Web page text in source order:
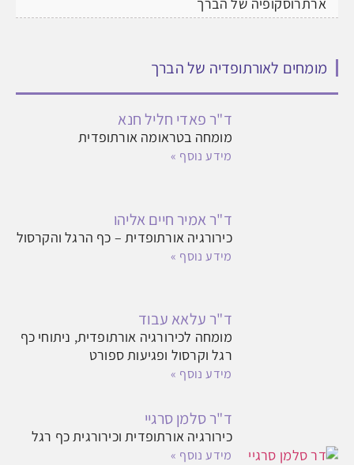
ארתרוסקופיה של הברך
מומחים לאורתופדיה של הברך
ד"ר פאדי חליל חנא
מומחה בטראומה אורתופדית
מידע נוסף »
ד"ר אמיר חיים אליהו
כירורגיה אורתופדית – כף הרגל והקרסול
מידע נוסף »
ד"ר עלאא עבוד
מומחה לכירורגיה אורתופדית, ניתוחי כף
רגל וקרסול ופגיעות ספורט
מידע נוסף »
ד"ר סלמן סרגיי
כירורגיה אורתופדית וכירורגית כף רגל
מידע נוסף »